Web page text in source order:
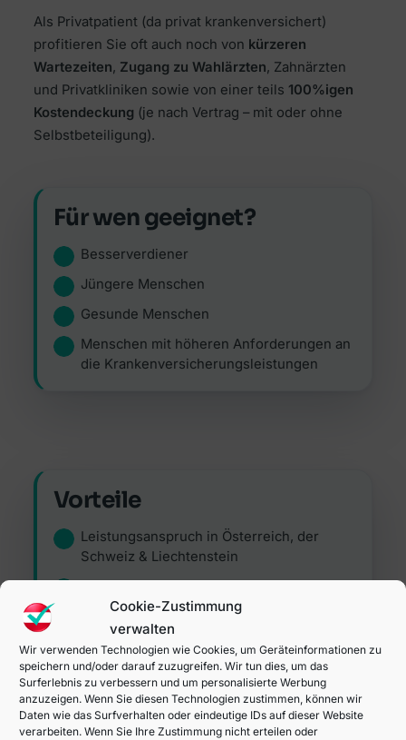
Cookie-Zustimmung
verwalten
Wir verwenden Technologien wie Cookies, um Geräteinformationen zu
speichern und/oder darauf zuzugreifen. Wir tun dies, um das
Surferlebnis zu verbessern und um personalisierte Werbung
anzuzeigen. Wenn Sie diesen Technologien zustimmen, können wir
Daten wie das Surfverhalten oder eindeutige IDs auf dieser Website
verarbeiten. Wenn Sie Ihre Zustimmung nicht erteilen oder
Als Privatpatient (da privat krankenversichert)
profitieren Sie oft auch noch von kürzeren
Wartezeiten, Zugang zu Wahlärzten, Zahnärzten
und Privatkliniken sowie von einer teils 100%igen
Kostendeckung (je nach Vertrag – mit oder ohne
Selbstbeteiligung).
Für wen geeignet?
Besserverdiener
Jüngere Menschen
Gesunde Menschen
Menschen mit höheren Anforderungen an
die Krankenversicherungsleistungen
Vorteile
Leistungsanspruch in Österreich, der
Schweiz & Liechtenstein
Günstiger für junge Menschen
Je nach Vertrag bis zu 100%ige
Kostenübernahme
Bevorzugte Behandlung bei Ärzten
Meist kürzere Wartezeiten